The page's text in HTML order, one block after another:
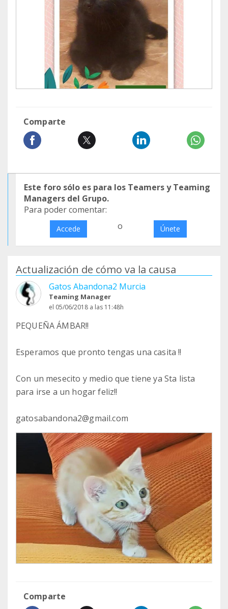
Comparte
Este foro sólo es para los Teamers y Teaming
Managers del Grupo.
Para poder comentar:
Accede o Únete
Actualización de cómo va la causa
Gatos Abandona2 Murcia
Teaming Manager
el 05/06/2018 a las 11:48h
PEQUEÑA ÁMBAR!!
Esperamos que pronto tengas una casita !!
Con un mesecito y medio que tiene ya Sta lista
para irse a un hogar feliz!!
gatosabandona2@gmail.com
Comparte